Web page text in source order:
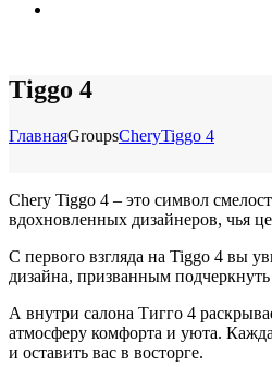
Tiggo 4
ГлавнаяGroupsCheryTiggo 4
Chery Tiggo 4 – это символ
вдохновленных дизайнеров, чья
С первого взгляда на Tiggo 4 вы
дизайна, призванным
А внутри салона Тигго 4
атмосферу комфорта и уюта.
и оставить вас в восторге.